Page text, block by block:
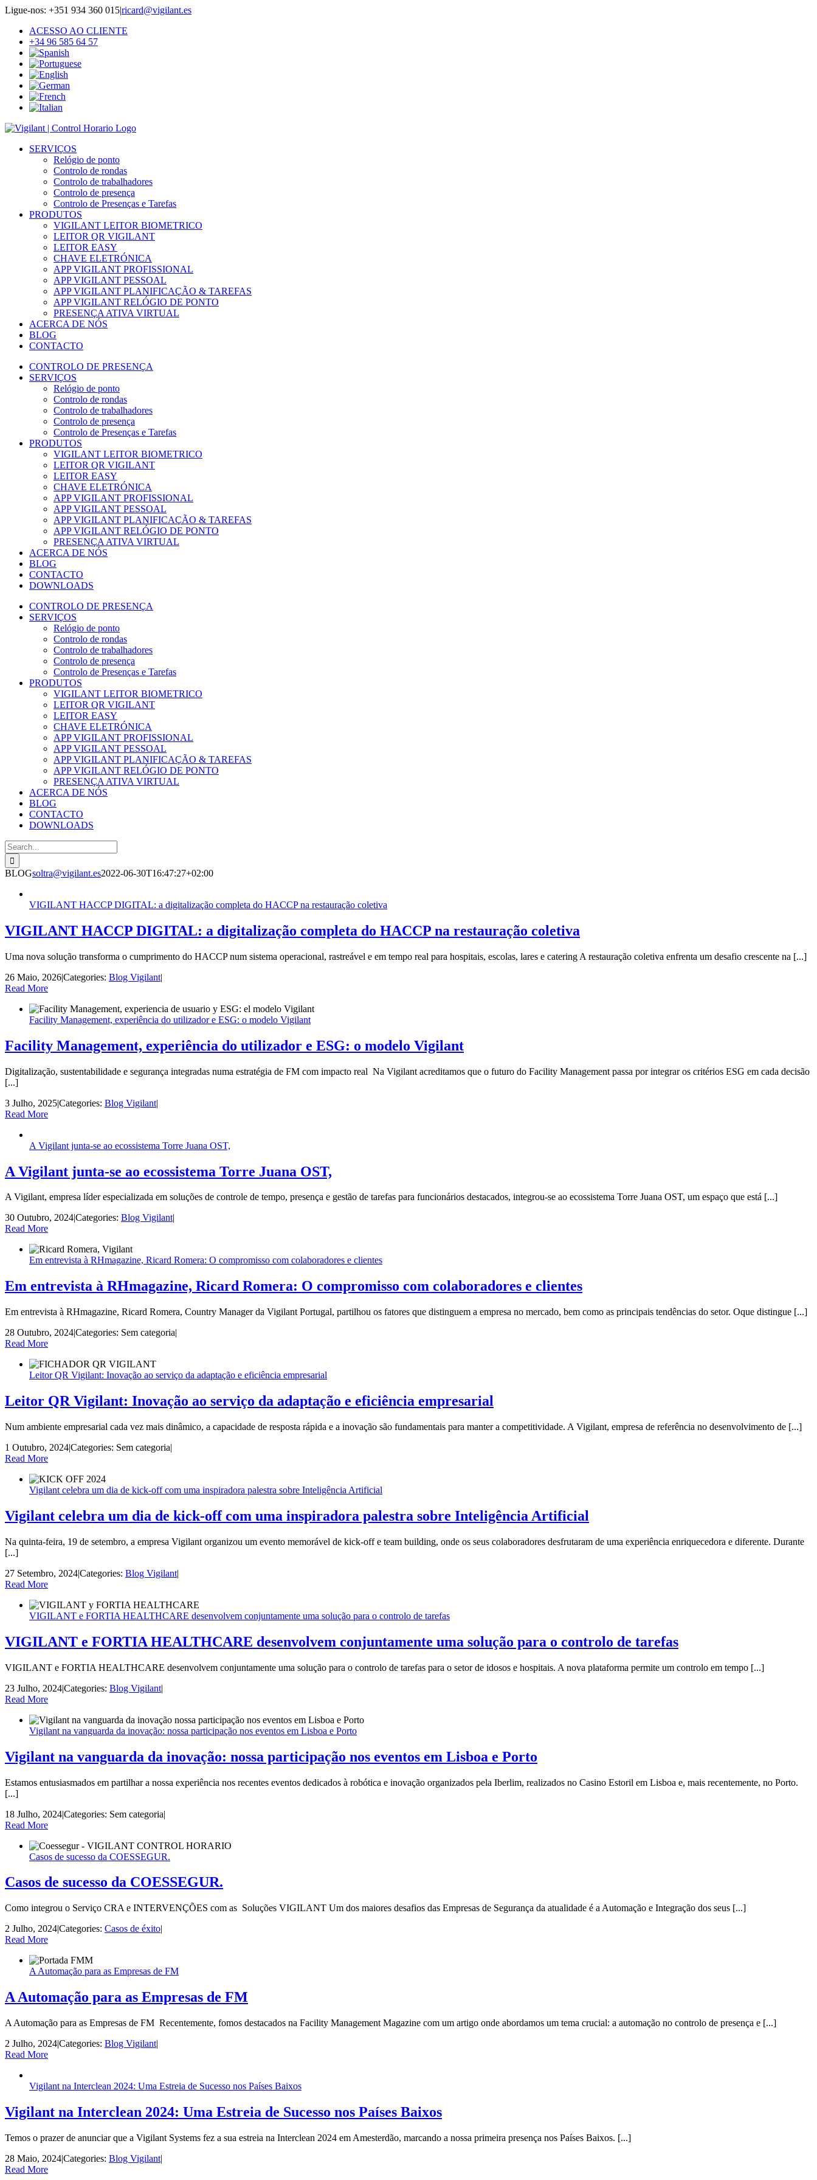
Skip
content
Ligue-nos: +351 934 360 015|ricard@vigilant.es
ACESSO AO CLIENTE
+34 96 585 64 57
SERVIÇOS
Relógio de ponto
Controlo de rondas
Controlo de trabalhadores
Controlo de presença
Controlo de Presenças e Tarefas
PRODUTOS
VIGILANT LEITOR BIOMETRICO
LEITOR QR VIGILANT
LEITOR EASY
CHAVE ELETRÓNICA
APP VIGILANT PROFISSIONAL
APP VIGILANT PESSOAL
APP VIGILANT PLANIFICAÇÃO & TAREFAS
APP VIGILANT RELÓGIO DE PONTO
PRESENÇA ATIVA VIRTUAL
ACERCA DE NÓS
BLOG
CONTACTO
CONTROLO DE PRESENÇA
SERVIÇOS
Relógio de ponto
Controlo de rondas
Controlo de trabalhadores
Controlo de presença
Controlo de Presenças e Tarefas
PRODUTOS
VIGILANT LEITOR BIOMETRICO
LEITOR QR VIGILANT
LEITOR EASY
CHAVE ELETRÓNICA
APP VIGILANT PROFISSIONAL
APP VIGILANT PESSOAL
APP VIGILANT PLANIFICAÇÃO & TAREFAS
APP VIGILANT RELÓGIO DE PONTO
PRESENÇA ATIVA VIRTUAL
ACERCA DE NÓS
BLOG
CONTACTO
DOWNLOADS
CONTROLO DE PRESENÇA
SERVIÇOS
Relógio de ponto
Controlo de rondas
Controlo de trabalhadores
Controlo de presença
Controlo de Presenças e Tarefas
PRODUTOS
VIGILANT LEITOR BIOMETRICO
LEITOR QR VIGILANT
LEITOR EASY
CHAVE ELETRÓNICA
APP VIGILANT PROFISSIONAL
APP VIGILANT PESSOAL
APP VIGILANT PLANIFICAÇÃO & TAREFAS
APP VIGILANT RELÓGIO DE PONTO
PRESENÇA ATIVA VIRTUAL
ACERCA DE NÓS
BLOG
CONTACTO
DOWNLOADS
Search
for:
BLOGsoltra@vigilant.es2022-06-30T16:47:27+02:00
VIGILANT HACCP DIGITAL: a digitalização completa do HACCP na restauração coletiva
VIGILANT HACCP DIGITAL: a digitalização completa do HACCP na restauração coletiva
Uma nova solução transforma o cumprimento do HACCP num sistema operacional, rastreável e em tempo real para hospitais, escolas, lares e catering A restauração coletiva enfrenta um desafio crescente na [...]
26 Maio, 2026|Categories: Blog Vigilant|
Read More
Facility Management, experiência do utilizador e ESG: o modelo Vigilant
Facility Management, experiência do utilizador e ESG: o modelo Vigilant
Digitalização, sustentabilidade e segurança integradas numa estratégia de FM com impacto real Na Vigilant acreditamos que o futuro do Facility Management passa por integrar os critérios ESG em cada decisão
[...]
3 Julho, 2025|Categories: Blog Vigilant|
Read More
A Vigilant junta-se ao ecossistema Torre Juana OST,
A Vigilant junta-se ao ecossistema Torre Juana OST,
A Vigilant, empresa líder especializada em soluções de controle de tempo, presença e gestão de tarefas para funcionários destacados, integrou-se ao ecossistema Torre Juana OST, um espaço que está [...]
30 Outubro, 2024|Categories: Blog Vigilant|
Read More
Em entrevista à RHmagazine, Ricard Romera: O compromisso com colaboradores e clientes
Em entrevista à RHmagazine, Ricard Romera: O compromisso com colaboradores e clientes
Em entrevista à RHmagazine, Ricard Romera, Country Manager da Vigilant Portugal, partilhou os fatores que distinguem a empresa no mercado, bem como as principais tendências do setor. Oque distingue [...]
28 Outubro, 2024|Categories: Sem categoria|
Read More
Leitor QR Vigilant: Inovação ao serviço da adaptação e eficiência empresarial
Leitor QR Vigilant: Inovação ao serviço da adaptação e eficiência empresarial
Num ambiente empresarial cada vez mais dinâmico, a capacidade de resposta rápida e a inovação são fundamentais para manter a competitividade. A Vigilant, empresa de referência no desenvolvimento de [...]
1 Outubro, 2024|Categories: Sem categoria|
Read More
Vigilant celebra um dia de kick-off com uma inspiradora palestra sobre Inteligência Artificial
Vigilant celebra um dia de kick-off com uma inspiradora palestra sobre Inteligência Artificial
Na quinta-feira, 19 de setembro, a empresa Vigilant organizou um evento memorável de kick-off e team building, onde os seus colaboradores desfrutaram de uma experiência enriquecedora e diferente. Durante
[...]
27 Setembro, 2024|Categories: Blog Vigilant|
Read More
VIGILANT e FORTIA HEALTHCARE desenvolvem conjuntamente uma solução para o controlo de tarefas
VIGILANT e FORTIA HEALTHCARE desenvolvem conjuntamente uma solução para o controlo de tarefas
VIGILANT e FORTIA HEALTHCARE desenvolvem conjuntamente uma solução para o controlo de tarefas para o setor de idosos e hospitais. A nova plataforma permite um controlo em tempo [...]
23 Julho, 2024|Categories: Blog Vigilant|
Read More
Vigilant na vanguarda da inovação: nossa participação nos eventos em Lisboa e Porto
Vigilant na vanguarda da inovação: nossa participação nos eventos em Lisboa e Porto
Estamos entusiasmados em partilhar a nossa experiência nos recentes eventos dedicados à robótica e inovação organizados pela Iberlim, realizados no Casino Estoril em Lisboa e, mais recentemente, no Porto.
[...]
18 Julho, 2024|Categories: Sem categoria|
Read More
Casos de sucesso da COESSEGUR.
Casos de sucesso da COESSEGUR.
Como integrou o Serviço CRA e INTERVENÇÕES com as Soluções VIGILANT Um dos maiores desafios das Empresas de Segurança da atualidade é a Automação e Integração dos seus [...]
2 Julho, 2024|Categories: Casos de éxito|
Read More
A Automação para as Empresas de FM
A Automação para as Empresas de FM
A Automação para as Empresas de FM Recentemente, fomos destacados na Facility Management Magazine com um artigo onde abordamos um tema crucial: a automação no controlo de presença e [...]
2 Julho, 2024|Categories: Blog Vigilant|
Read More
Vigilant na Interclean 2024: Uma Estreia de Sucesso nos Países Baixos
Vigilant na Interclean 2024: Uma Estreia de Sucesso nos Países Baixos
Temos o prazer de anunciar que a Vigilant Systems fez a sua estreia na Interclean 2024 em Amesterdão, marcando a nossa primeira presença nos Países Baixos. [...]
28 Maio, 2024|Categories: Blog Vigilant|
Read More